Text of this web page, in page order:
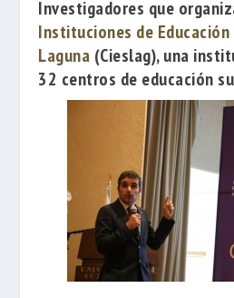
Investigadores que
Instituciones de Educación
Laguna (Cieslag), una
32 centros de educación